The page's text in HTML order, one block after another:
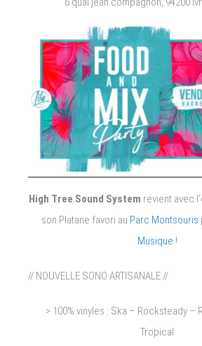
High Tree Sound System revient avec
son Platane favori au Parc Montsouris
Musique !
// NOUVELLE SONO ARTISANALE //
> 100% vinyles : Ska – Rocksteady –
Tropical